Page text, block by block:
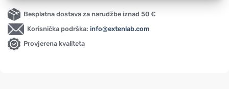
Besplatna dostava za narudžbe iznad 50 €
Korisnička podrška: info@extenlab.com
Provjerena kvaliteta